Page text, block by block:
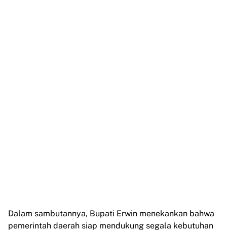
Dalam sambutannya, Bupati Erwin menekankan bahwa
pemerintah daerah siap mendukung segala kebutuhan